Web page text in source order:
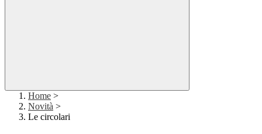
Home >
Novità >
Le circolari